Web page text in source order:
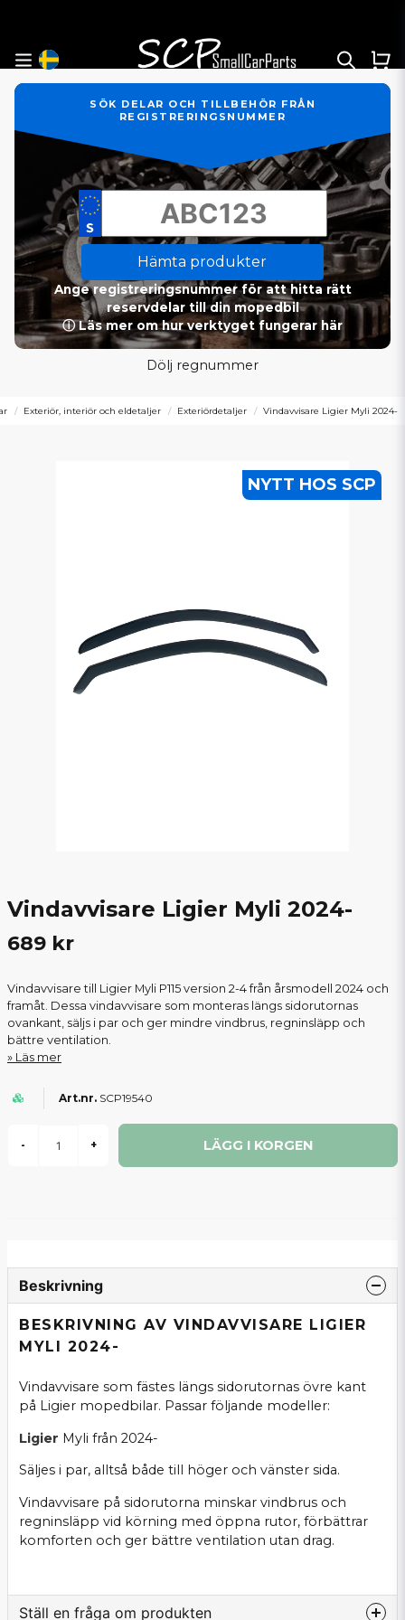
SÖK DELAR OCH TILLBEHÖR FRÅN
REGISTRERINGSNUMMER
Hämta produkter
Ange registreringsnummer för att hitta rätt
reservdelar till din mopedbil
ⓘ Läs mer om hur verktyget fungerar här
Dölj regnummer
Exteriör, interiör och eldetaljer Exteriördetaljer Vindavvisare Ligier Myli 2024-
NYTT HOS SCP
Vindavvisare Ligier Myli 2024-
689 kr
Vindavvisare till Ligier Myli P115 version 2-4 från årsmodell 2024 och
framåt. Dessa vindavvisare som monteras längs sidorutornas
ovankant, säljs i par och ger mindre vindbrus, regninsläpp och
bättre ventilation.
Läs mer
SCP19540
- + LÄGG I KORGEN
Beskrivning
BESKRIVNING AV VINDAVVISARE LIGIER
MYLI 2024-
Vindavvisare som fästes längs sidorutornas övre kant
på Ligier mopedbilar. Passar följande modeller:
Ligier Myli från 2024-
Säljes i par, alltså både till höger och vänster sida.
Vindavvisare på sidorutorna minskar vindbrus och
regninsläpp vid körning med öppna rutor, förbättrar
komforten och ger bättre ventilation utan drag.
Ställ en fråga om produkten